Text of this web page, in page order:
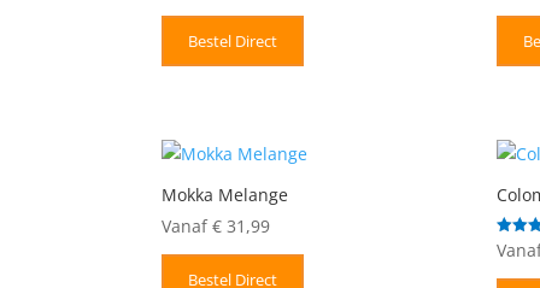
Bestel Direct
Mokka Melange
Vanaf € 31,99
Bestel Direct
5.00
uit 5